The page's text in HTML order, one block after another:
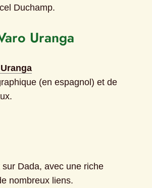
Duchamp.
Uranga
(en espagnol) et de
Dada, avec une riche
nombreux liens.